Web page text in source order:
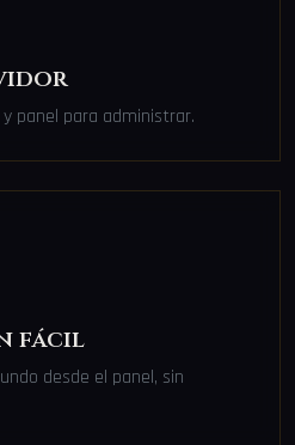
panel para administrar.
fácil
desde el panel, sin